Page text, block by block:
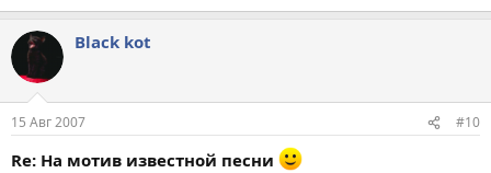
Black kot
15 Авг 2007 #10
Re: На мотив известной песни